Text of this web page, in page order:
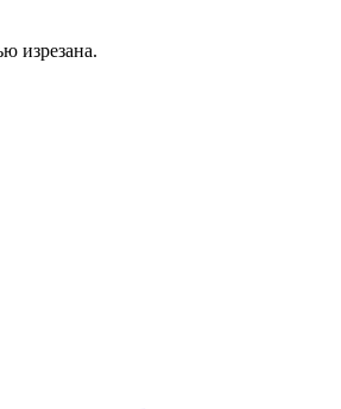
изрезана.